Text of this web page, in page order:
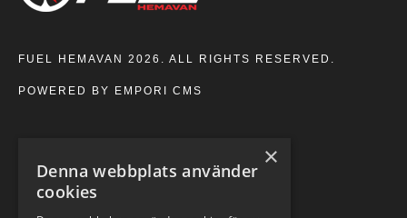
FUEL HEMAVAN 2026. ALL RIGHTS RESERVED.
POWERED BY EMPORI CMS
×
Denna webbplats använder
cookies